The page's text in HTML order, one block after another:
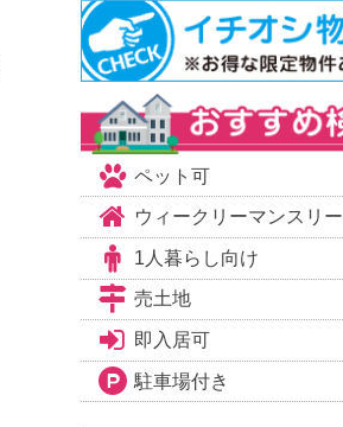
ペット可
ウィークリーマンスリー
1人暮らし向け
売土地
即入居可
駐車場付き